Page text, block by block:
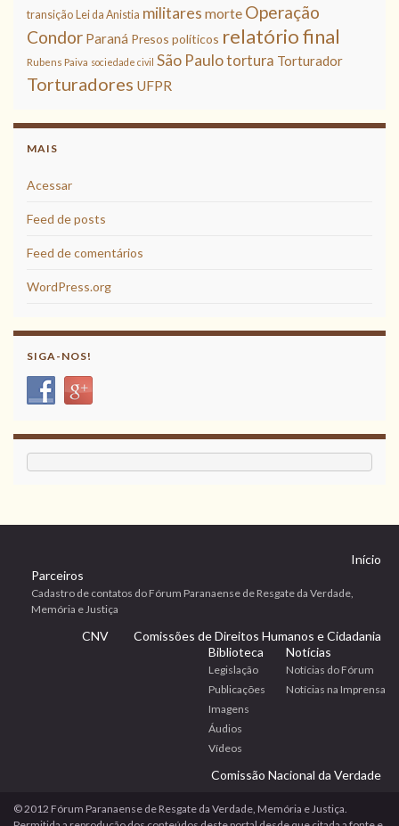
transição
Lei da Anistia militares morte Operação
Condor Paraná Presos políticos relatório final
Rubens Paiva sociedade civil São Paulotortura Torturador
Torturadores UFPR
MAIS
Acessar
Feed de posts
Feed de comentários
WordPress.org
SIGA-NOS!
Início
Parceiros
Cadastro de contatos do Fórum Paranaense de Resgate da Verdade,
Memória e Justiça
CNV
Comissões de Direitos Humanos e Cidadania
Biblioteca
Legislação
Publicações
Imagens
Áudios
Vídeos
Notícias
Notícias do Fórum
Notícias na Imprensa
Comissão Nacional da Verdade
© 2012 Fórum Paranaense de Resgate da Verdade, Memória e Justiça.